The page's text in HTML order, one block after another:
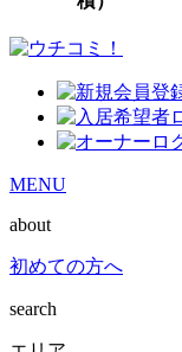
MENU
about
初めての方へ
search